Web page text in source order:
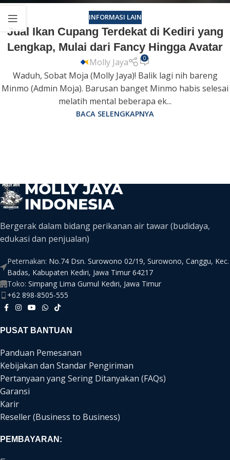
INFORMASI LAIN
Jual Ikan Cupang Terdekat di Kediri yang
Lengkap, Mulai dari Fancy Hingga Avatar
Molly Jaya 0
Waduh, Sobat Moja (Molly Jaya)! Balik lagi nih bareng
Minmo (Admin Moja). Barusan banget Minmo habis selesai
melatih mental beberapa ek...
BACA SELENGKAPNYA
Bergerak dalam bidang perikanan air tawar (budidaya,
edukasi dan penjualan)
Peternakan: No.74 Dsn. Surowono 02/19, Surowono, Canggu, Kec.
Badas, Kabupaten Kediri, Jawa Timur 64217
Toko: Simpang Lima Gumul Kediri, Jawa Timur
+62 898-8505-555
PUSAT BANTUAN
Panduan Pemesanan
Kebijakan dan Standar Pengiriman
Pertanyaan yang Sering Ditanyakan (FAQs)
Garansi
Karir
Reseller (Business to Business)
PEMBAYARAN: